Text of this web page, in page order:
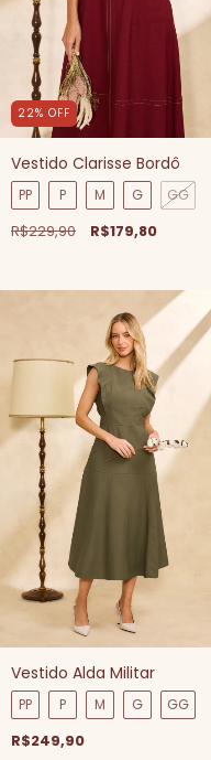
22% OFF
Vestido Clarisse Bordô
PP P M G GG
R$229,90 R$179,80
Vestido Alda Militar
PP P M G GG
R$249,90